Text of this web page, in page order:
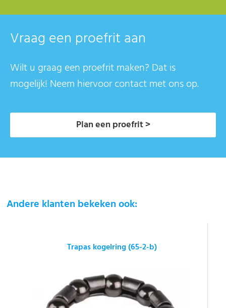
Vraag een proefrit aan
Wilt u graag een proefrit maken? Dat is
mogelijk! Neem hiervoor contact met ons op.
Plan een proefrit >
Andere klanten bekeken ook:
Trapas kogelring (65-2-b)